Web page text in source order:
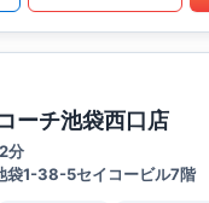
ーチ池袋西口店
分
袋1-38-5セイコービル7階